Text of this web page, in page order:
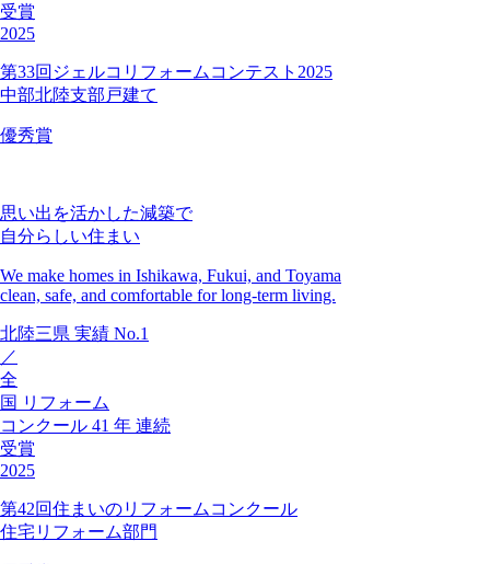
受賞
2025
第33回ジェルコリフォームコンテスト2025
中部北陸支部戸建て
優秀賞
思い出を活かした減築で
自分らしい住まい
We make homes in Ishikawa, Fukui, and Toyama
clean, safe, and comfortable for long-term living.
北陸三県 実績 No.1
／
全
国 リフォーム
コンクール 41 年 連続
受賞
2025
第42回住まいのリフォームコンクール
住宅リフォーム部門